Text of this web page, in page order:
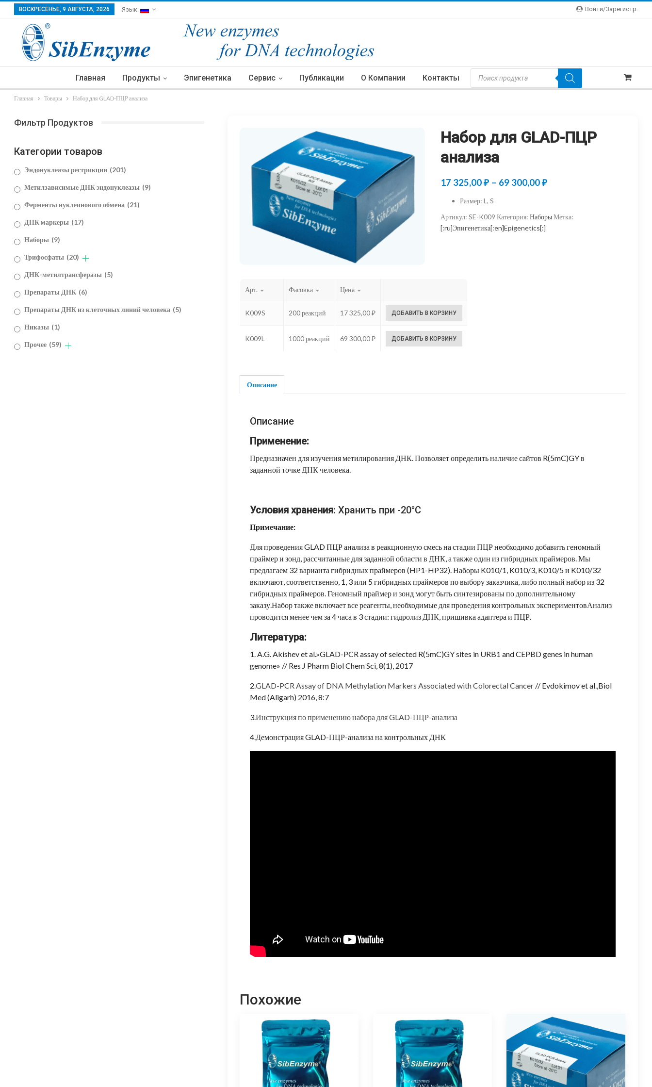
Войти/зарегистр.
ВОСКРЕСЕНЬЕ, 9 АВГУСТА, 2026 Язык:
Главная Продукты Эпигенетика Сервис Публикации О Компании Контакты
Поиск
Товаров
Главная Товары Набор для GLAD-ПЦР анализа
Набор для GLAD-ПЦР
анализа
17 325,00₽ – 69 300,00₽Диапазон
17
Размер:L, S
Артикул:SE-K009 Категория:НаборыМетка:
[:ru]Эпигенетика[:en]Epigenetics[:]
Арт. Фасовка Цена
K009S 200 реакций 17 325,00₽ ДОБАВИТЬ В КОРЗИНУ
K009L 1000 реакций 69 300,00₽ ДОБАВИТЬ В КОРЗИНУ
Описание
Описание
Применение:
Предназначен для изучения метилирования ДНК. Позволяет определить наличие сайтов R(5mC)GY в
заданной точке ДНК человека.
Условия хранения: Хранить при -20°C
Примечание:
Для проведения GLAD ПЦР анализа в реакционную смесь на стадии ПЦР необходимо добавить геномный
праймер и зонд, рассчитанные для заданной области в ДНК, а также один из гибридных праймеров. Мы
предлагаем 32 варианта гибридных праймеров (HP1-HP32). Наборы K010/1, K010/3, K010/5 и K010/32
включают, соответственно, 1, 3 или 5 гибридных праймеров по выбору заказчика, либо полный набор из 32
гибридных праймеров. Геномный праймер и зонд могут быть синтезированы по дополнительному
заказу.Набор также включает все реагенты, необходимые для проведения контрольных экспериментовАнализ
проводится менее чем за 4 часа в 3 стадии: гидролиз ДНК, пришивка адаптера и ПЦР.
Литература:
1. A.G. Akishev et al.»GLAD-PCR assay of selected R(5mC)GY sites in URB1 and CEPBD genes in human
genome» // Res J Pharm Biol Chem Sci, 8(1), 2017
2.GLAD-PCR Assay of DNA Methylation Markers Associated with Colorectal Cancer // Evdokimov et al.,Biol
Med (Aligarh) 2016, 8:7
3.Инструкция по применению набора для GLAD-ПЦР-анализа
4.Демонстрация GLAD-ПЦР-анализа на контрольных ДНК
Похожие
Фильтр Продуктов
Категории товаров
Эндонуклеазы рестрикции (201)
Метилзависимые ДНК эндонуклеазы (9)
Ферменты нуклеинового обмена (21)
ДНК маркеры (17)
Наборы (9)
Трифосфаты (20)
ДНК-метилтрансферазы (5)
Препараты ДНК (6)
Препараты ДНК из клеточных линий человека (5)
Никазы (1)
Прочее (59)